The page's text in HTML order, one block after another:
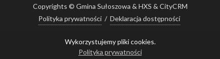
Copyrights © Gmina Sułoszowa & HXS & CityCRM
Polityka prywatności / Deklaracja dostępności
Wykorzystujemy pliki cookies.
Polityka prywatności